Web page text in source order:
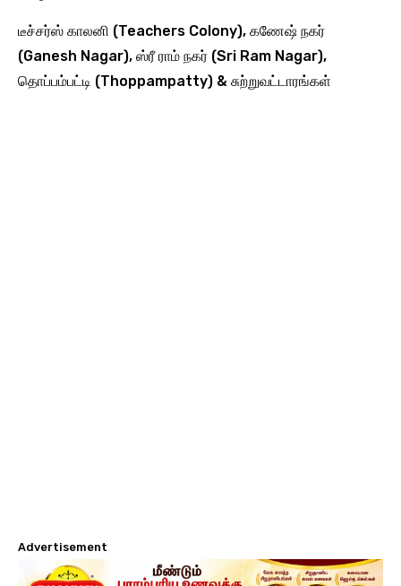
டீச்சர்ஸ் காலனி (Teachers Colony), கணேஷ் நகர்
(Ganesh Nagar), ஸ்ரீ ராம் நகர் (Sri Ram Nagar),
தொப்பம்பட்டி (Thoppampatty) & சுற்றுவட்டாரங்கள்
Advertisement